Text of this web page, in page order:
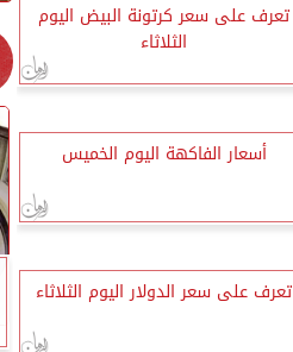
تعرف على سعر كرتونة البيض اليوم
الثلاثاء
أسعار الفاكهة اليوم الخميس
تعرف على سعر الدولار اليوم الثلاثاء